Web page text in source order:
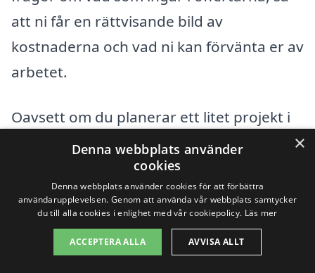
att ni får en rättvisande bild av
kostnaderna och vad ni kan förvänta er av
arbetet.
Oavsett om du planerar ett litet projekt i
din trädgård eller ett större byggarbete,
är det viktigt att känna sig trygg med den
entreprenör man väljer. Genom
markarbete-pris.se kan du snabbt och
enkelt få offert från olika experter på
×
Denna webbplats använder
cookies
Denna webbplats använder cookies för att förbättra
användarupplevelsen. Genom att använda vår webbplats samtycker
du till alla cookies i enlighet med vår cookiepolicy. Läs mer
ACCEPTERA ALLA AVVISA ALLT